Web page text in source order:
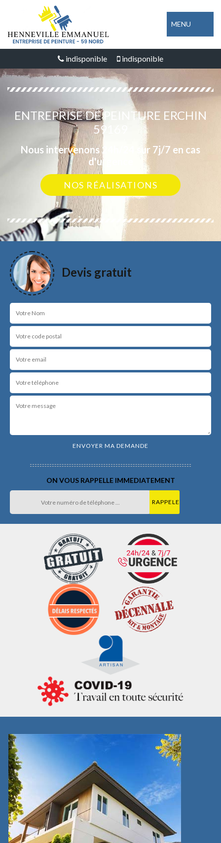
MENU
indisponible indisponible
ENTREPRISE DE PEINTURE ERCHIN
59169
Nous intervenons 24h/24 sur 7j/7 en cas
d'urgence
NOS RÉALISATIONS
Devis gratuit
ON VOUS RAPPELLE IMMEDIATEMENT